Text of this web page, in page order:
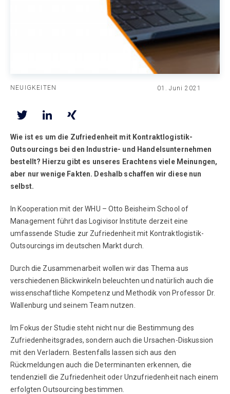
NEUIGKEITEN 01. Juni 2021
Wie ist es um die Zufriedenheit mit Kontraktlogistik-
Outsourcings bei den Industrie- und Handelsunternehmen
bestellt? Hierzu gibt es unseres Erachtens viele Meinungen,
aber nur wenige Fakten. Deshalb schaffen wir diese nun
selbst.
In Kooperation mit der WHU – Otto Beisheim School of
Management führt das Logivisor Institute derzeit eine
umfassende Studie zur Zufriedenheit mit Kontraktlogistik-
Outsourcings im deutschen Markt durch.
Durch die Zusammenarbeit wollen wir das Thema aus
verschiedenen Blickwinkeln beleuchten und natürlich auch die
wissenschaftliche Kompetenz und Methodik von Professor Dr.
Wallenburg und seinem Team nutzen.
Im Fokus der Studie steht nicht nur die Bestimmung des
Zufriedenheitsgrades, sondern auch die Ursachen-Diskussion
mit den Verladern. Bestenfalls lassen sich aus den
Rückmeldungen auch die Determinanten erkennen, die
tendenziell die Zufriedenheit oder Unzufriedenheit nach einem
erfolgten Outsourcing bestimmen.